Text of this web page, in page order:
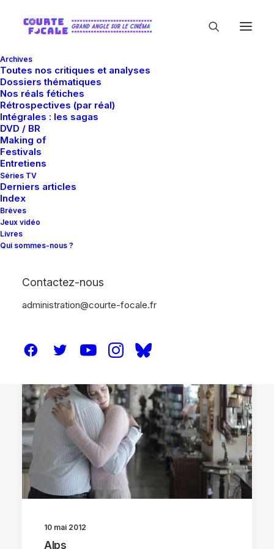
Archives
Toutes nos critiques et analyses
Dossiers thématiques
Nos réals fétiches
Rétrospectives (par réal)
Intégrales : les sagas
DVD / BR
Making of
Festivals
Entretiens
Séries TV
Derniers articles
Index
Brèves
Jeux vidéo
Livres
Qui sommes-nous ?
Contactez-nous
administration@courte-focale.fr
10 mai 2012
Alps